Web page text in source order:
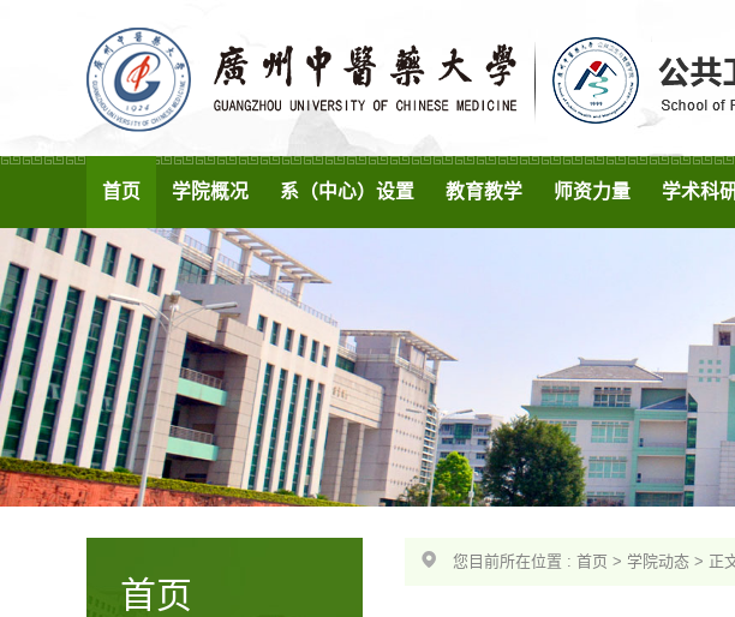
首页 学院概况 系（中心）设置 教育教学 师资力量 学术科
首页
您目前所在位置 : 首页 > 学院动态 > 正